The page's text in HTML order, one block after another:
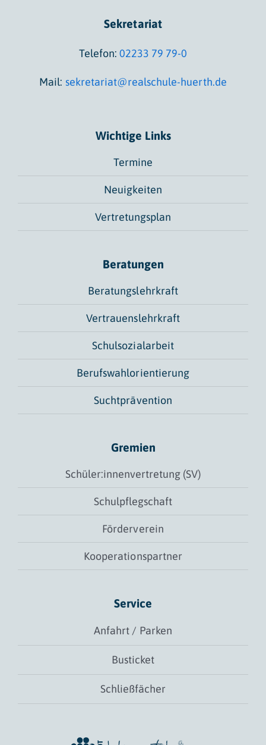
Sekretariat
Telefon: 02233 79 79-0
Mail: sekretariat@realschule-huerth.de
Wichtige Links
Termine
Neuigkeiten
Vertretungsplan
Beratungen
Beratungslehrkraft
Vertrauenslehrkraft
Schulsozialarbeit
Berufswahlorientierung
Suchtprävention
Gremien
Schüler:innenvertretung (SV)
Schulpflegschaft
Förderverein
Kooperationspartner
Service
Anfahrt / Parken
Busticket
Schließfächer